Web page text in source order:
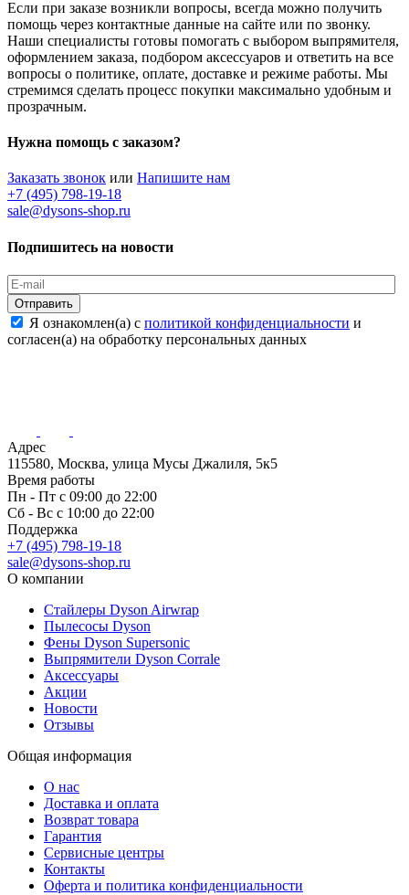
Если при заказе возникли вопросы, всегда можно получить
помощь через контактные данные на сайте или по звонку.
Наши специалисты готовы помогать с выбором выпрямителя,
оформлением заказа, подбором аксессуаров и ответить на все
вопросы о политике, оплате, доставке и режиме работы. Мы
стремимся сделать процесс покупки максимально удобным и
прозрачным.
Нужна помощь с заказом?
Заказать звонок или Напишите нам
+7 (495) 798-19-18
sale@dysons-shop.ru
Подпишитесь на новости
Отправить
Я ознакомлен(а) с политикой конфиденциальности и
согласен(а) на обработку персональных данных
Адрес
115580, Москва, улица Мусы Джалиля, 5к5
Время работы
Пн - Пт с 09:00 до 22:00
Сб - Вс с 10:00 до 22:00
Поддержка
+7 (495) 798-19-18
sale@dysons-shop.ru
О компании
Стайлеры Dyson Airwrap
Пылесосы Dyson
Фены Dyson Supersonic
Выпрямители Dyson Corrale
Аксессуары
Акции
Новости
Отзывы
Общая информация
О нас
Доставка и оплата
Возврат товара
Гарантия
Сервисные центры
Контакты
Оферта и политика конфиденциальности